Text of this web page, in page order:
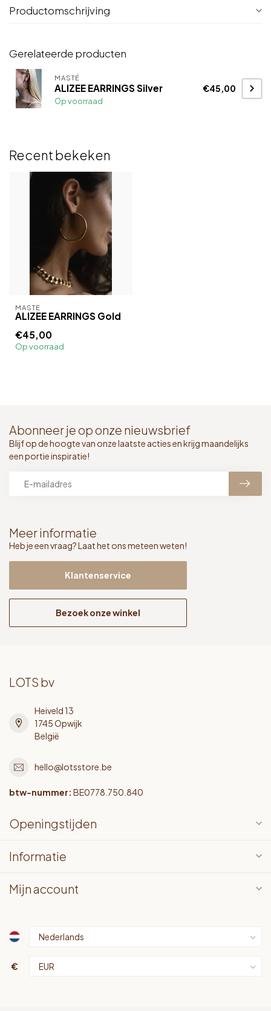
Productomschrijving
Gerelateerde producten
MASTÉ
ALIZEE EARRINGS Silver
Op voorraad
€45,00
Recent bekeken
MASTÉ
ALIZEE EARRINGS Gold
€45,00
Op voorraad
Meer informatie
Heb je een vraag? Laat het ons meteen weten!
Klantenservice
Bezoek onze winkel
Abonneer je op onze nieuwsbrief
Blijf op de hoogte van onze laatste acties en krijg maandelijks
een portie inspiratie!
LOTS bv
Heiveld 13
1745 Opwijk
België
hello@lotsstore.be
btw-nummer: BE0778.750.840
Openingstijden
Informatie
Mijn account
€